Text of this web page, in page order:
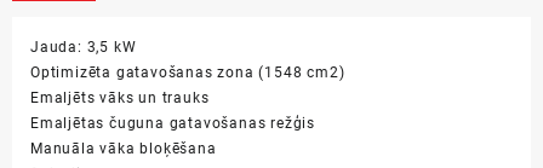
Jauda: 3,5 kW
Optimizēta gatavošanas zona (1548 cm2)
Emaljēts vāks un trauks
Emaljētas čuguna gatavošanas režģis
Manuāla vāka bloķēšana